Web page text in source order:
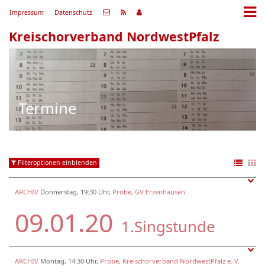
Impressum Datenschutz
Kreischorverband NordwestPfalz
Termine
Filteroptionen einblenden
ARCHIV Donnerstag, 19:30 Uhr, Probe, GV Erzenhausen
09.01.20 1.Singstunde
ARCHIV Montag, 14:30 Uhr, Probe, Kreischorverband NordwestPfalz e. V.